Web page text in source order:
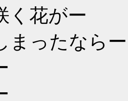
く花がー
まったならー